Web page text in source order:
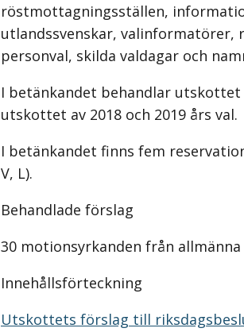
röstmottagningsställen,
utlandssvenskar,
personval, skilda valdagar och
I betänkandet behandlar
utskottet av 2018 och 2019 års val.
I betänkandet finns fem
V, L).
Behandlade förslag
30 motionsyrkanden från
Innehållsförteckning
Utskottets förslag till